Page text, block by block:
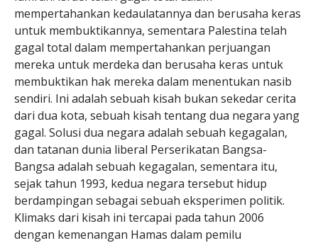
mempertahankan kedaulatannya dan berusaha keras
untuk membuktikannya, sementara Palestina telah
gagal total dalam mempertahankan perjuangan
mereka untuk merdeka dan berusaha keras untuk
membuktikan hak mereka dalam menentukan nasib
sendiri. Ini adalah sebuah kisah bukan sekedar cerita
dari dua kota, sebuah kisah tentang dua negara yang
gagal. Solusi dua negara adalah sebuah kegagalan,
dan tatanan dunia liberal Perserikatan Bangsa-
Bangsa adalah sebuah kegagalan, sementara itu,
sejak tahun 1993, kedua negara tersebut hidup
berdampingan sebagai sebuah eksperimen politik.
Klimaks dari kisah ini tercapai pada tahun 2006
dengan kemenangan Hamas dalam pemilu